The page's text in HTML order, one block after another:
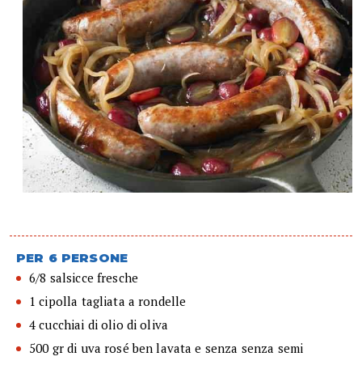
PER 6 PERSONE
6/8 salsicce fresche
1 cipolla tagliata a rondelle
4 cucchiai di olio di oliva
500 gr di uva rosé ben lavata e senza senza semi